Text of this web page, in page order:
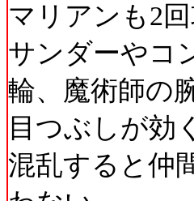
マリアンも2
サンダーやコ
輪、魔術師の
目つぶしが効く
混乱すると仲